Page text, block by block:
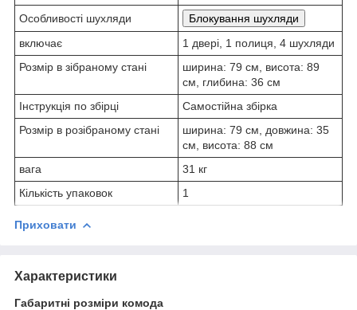
Особливості шухляди
Блокування шухляди
включає
1 двері, 1 полиця, 4 шухляди
Розмір в зібраному стані
ширина: 79 см, висота: 89
см, глибина: 36 см
Інструкція по збірці
Самостійна збірка
Розмір в розібраному стані
ширина: 79 см, довжина: 35
см, висота: 88 см
вага
31 кг
Кількість упаковок
1
Приховати
Характеристики
Габаритні розміри комода